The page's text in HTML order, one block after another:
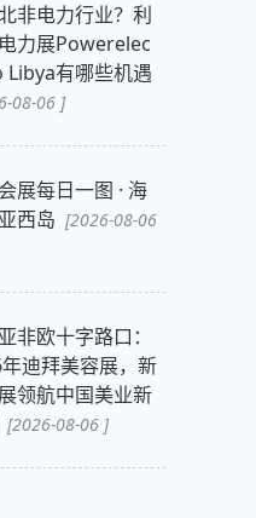
非电力行业？利
力展Powerelec
Libya有哪些机遇
08-06 ]
展每日一图 · 海
西岛 [2026-08-06
非欧十字路口：
迪拜美容展，新
领航中国美业新
[2026-08-06 ]